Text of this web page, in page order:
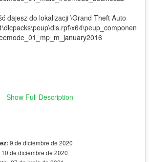
dajesz do lokalizacji \Grand Theft Auto
Show Full Description
9 de diciembre de 2020
10 de diciembre de 2020